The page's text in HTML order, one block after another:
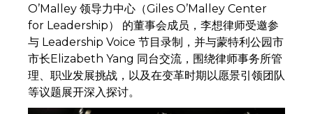
O’Malley 领导力中心（Giles O’Malley Center
for Leadership） 的董事会成员，李想律师受邀参
与 Leadership Voice 节目录制，并与蒙特利公园市
市长Elizabeth Yang 同台交流，围绕律师事务所管
理、职业发展挑战，以及在变革时期以愿景引领团队
等议题展开深入探讨。